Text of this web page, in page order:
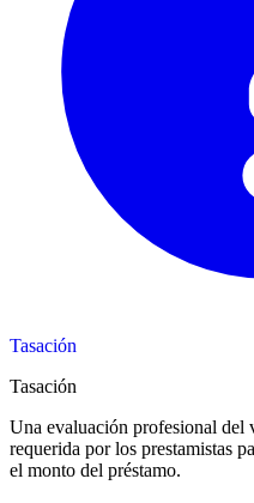
Tasación
Tasación
Una evaluación profesional del
requerida por los prestamistas
el monto del préstamo.